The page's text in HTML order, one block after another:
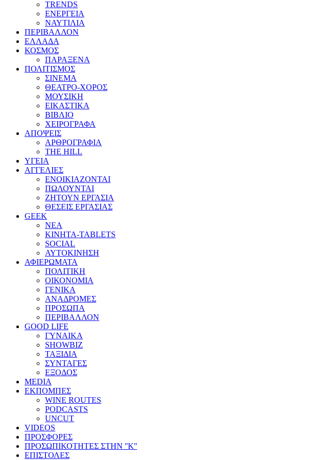
TRENDS
ΕΝΕΡΓΕΙΑ
ΝΑΥΤΙΛΙΑ
ΠΕΡΙΒΑΛΛΟΝ
ΕΛΛΑΔΑ
ΚΟΣΜΟΣ
ΠΑΡΑΞΕΝΑ
ΠΟΛΙΤΙΣΜΟΣ
ΣΙΝΕΜΑ
ΘΕΑΤΡΟ-ΧΟΡΟΣ
ΜΟΥΣΙΚΗ
ΕΙΚΑΣΤΙΚΑ
ΒΙΒΛΙΟ
ΧΕΙΡΟΓΡΑΦΑ
ΑΠΟΨΕΙΣ
ΑΡΘΡΟΓΡΑΦΙΑ
THE HILL
ΥΓΕΙΑ
ΑΓΓΕΛΙΕΣ
ΕΝΟΙΚΙΑΖΟΝΤΑΙ
ΠΩΛΟΥΝΤΑΙ
ΖΗΤΟΥΝ ΕΡΓΑΣΙΑ
ΘΕΣΕΙΣ ΕΡΓΑΣΙΑΣ
GEEK
ΝΕΑ
ΚΙΝΗΤΑ-TABLETS
SOCIAL
ΑΥΤΟΚΙΝΗΣΗ
ΑΦΙΕΡΩΜΑΤΑ
ΠΟΛΙΤΙΚΗ
ΟΙΚΟΝΟΜΙΑ
ΓΕΝΙΚΑ
ΑΝΑΔΡΟΜΕΣ
ΠΡΟΣΩΠΑ
ΠΕΡΙΒΑΛΛΟΝ
GOOD LIFE
ΓΥΝΑΙΚΑ
SHOWBIZ
ΤΑΞΙΔΙΑ
ΣΥΝΤΑΓΕΣ
ΕΞΟΔΟΣ
MEDIA
ΕΚΠΟΜΠΕΣ
WINE ROUTES
PODCASTS
UNCUT
VIDEOS
ΠΡΟΣΦΟΡΕΣ
ΠΡΟΣΩΠΙΚΟΤΗΤΕΣ ΣΤΗΝ ''Κ''
ΕΠΙΣΤΟΛΕΣ